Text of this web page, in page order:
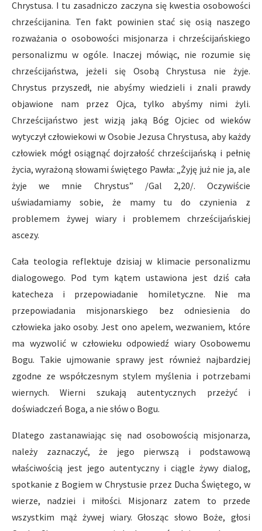
Chrystusa. I tu zasadniczo zaczyna się kwestia osobowości
chrześcijanina. Ten fakt powinien stać się osią naszego
rozważania o osobowości misjonarza i chrześcijańskiego
personalizmu w ogóle. Inaczej mówiąc, nie rozumie się
chrześcijaństwa, jeżeli się Osobą Chrystusa nie żyje.
Chrystus przyszedł, nie abyśmy wiedzieli i znali prawdy
objawione nam przez Ojca, tylko abyśmy nimi żyli.
Chrześcijaństwo jest wizją jaką Bóg Ojciec od wieków
wytyczył człowiekowi w Osobie Jezusa Chrystusa, aby każdy
człowiek mógł osiągnąć dojrzałość chrześcijańską i pełnię
życia, wyrażoną słowami świętego Pawła: „Żyję już nie ja, ale
żyje we mnie Chrystus” /Gal 2,20/. Oczywiście
uświadamiamy sobie, że mamy tu do czynienia z
problemem żywej wiary i problemem chrześcijańskiej
ascezy.
Cała teologia reflektuje dzisiaj w klimacie personalizmu
dialogowego. Pod tym kątem ustawiona jest dziś cała
katecheza i przepowiadanie homiletyczne. Nie ma
przepowiadania misjonarskiego bez odniesienia do
człowieka jako osoby. Jest ono apelem, wezwaniem, które
ma wyzwolić w człowieku odpowiedź wiary Osobowemu
Bogu. Takie ujmowanie sprawy jest również najbardziej
zgodne ze współczesnym stylem myślenia i potrzebami
wiernych. Wierni szukają autentycznych przeżyć i
doświadczeń Boga, a nie słów o Bogu.
Dlatego zastanawiając się nad osobowością misjonarza,
należy zaznaczyć, że jego pierwszą i podstawową
właściwością jest jego autentyczny i ciągle żywy dialog,
spotkanie z Bogiem w Chrystusie przez Ducha Świętego, w
wierze, nadziei i miłości. Misjonarz zatem to przede
wszystkim mąż żywej wiary. Głosząc słowo Boże, głosi